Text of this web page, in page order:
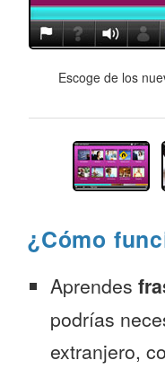
Escoge de los
¿Cómo
Aprendes
podrías
extranjero,